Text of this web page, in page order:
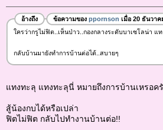
อ้างถึง ข้อความของ ppornson เมื่อ 20 ธันวา
ใครว่ากรูไม่ฟิต..เห็นป่าว..กองกลางระดับบาเซโลน่า แ
กลับบ้านมายังทำการบ้านต่อได้..สบายๆ
แทงทะลุ แทงทะลุนี่ หมายถึงการบ้านเหรอค
สู้น้องกบได้หรือเปล่า
ฟิตไม่ฟิต กลับไปทำงานบ้านต่อ!!